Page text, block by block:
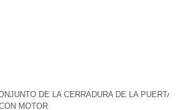
DE LA CERRADURA DE LA PUERTA
MOTOR